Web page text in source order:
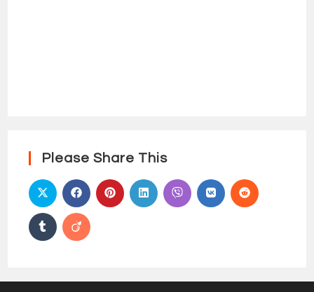
Please Share This